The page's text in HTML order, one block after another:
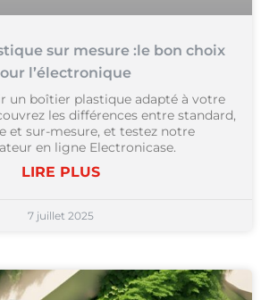
sur mesure :le bon choix
l’électronique
un boîtier plastique adapté à votre
les différences entre standard,
et sur-mesure, et testez notre
en ligne Electronicase.
LIRE PLUS
7 juillet 2025